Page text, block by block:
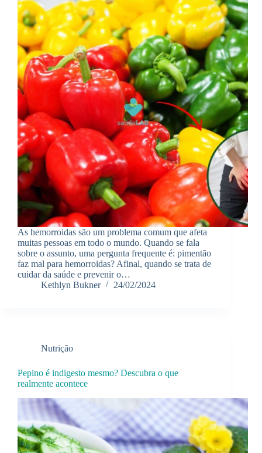
As hemorroidas são um problema comum que afeta
muitas pessoas em todo o mundo. Quando se fala
sobre o assunto, uma pergunta frequente é: pimentão
faz mal para hemorroidas? Afinal, quando se trata de
cuidar da saúde e prevenir o…
Kethlyn Bukner
24/02/2024
Nutrição
Pepino é indigesto mesmo? Descubra o que
realmente acontece